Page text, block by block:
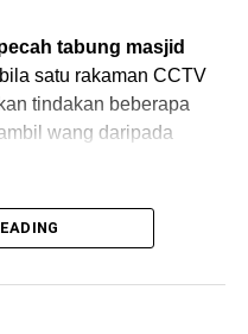
tabung masjid
satu rakaman CCTV
tindakan beberapa
wang daripada
di sebuah masjid
pelbagai reaksi